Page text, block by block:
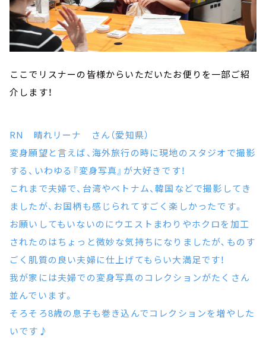
ここでリスナーの皆様からいただいたお便りを一部ご紹
介します！
RN 晴れリーナ さん（愛知県）
変身願望と言えば、海外旅行の時に現地のスタジオで撮影
する、いわゆる『変身写真』が大好きです！
これまで夫婦で、台湾やベトナム、韓国などで撮影してき
ましたが、お国柄も感じられてすごく楽しかったです。
お願いしてもいないのにウエストまわりやホクロを加工
されたのはちょっと微妙な気持ちになりましたが､ものす
ごく肌質の良い夫婦に仕上げてもらい大満足です！
我が家には夫婦での変身写真のコレクションがたくさん
並んでいます。
そろそろ8歳の息子も巻き込んでコレクションを増やした
いです♪